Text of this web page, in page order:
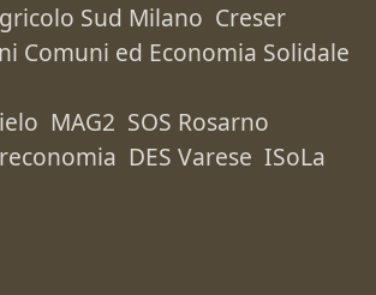
Sud Milano Creser
Comuni ed Economia Solidale
MAG2 SOS Rosarno
DES Varese ISoLa